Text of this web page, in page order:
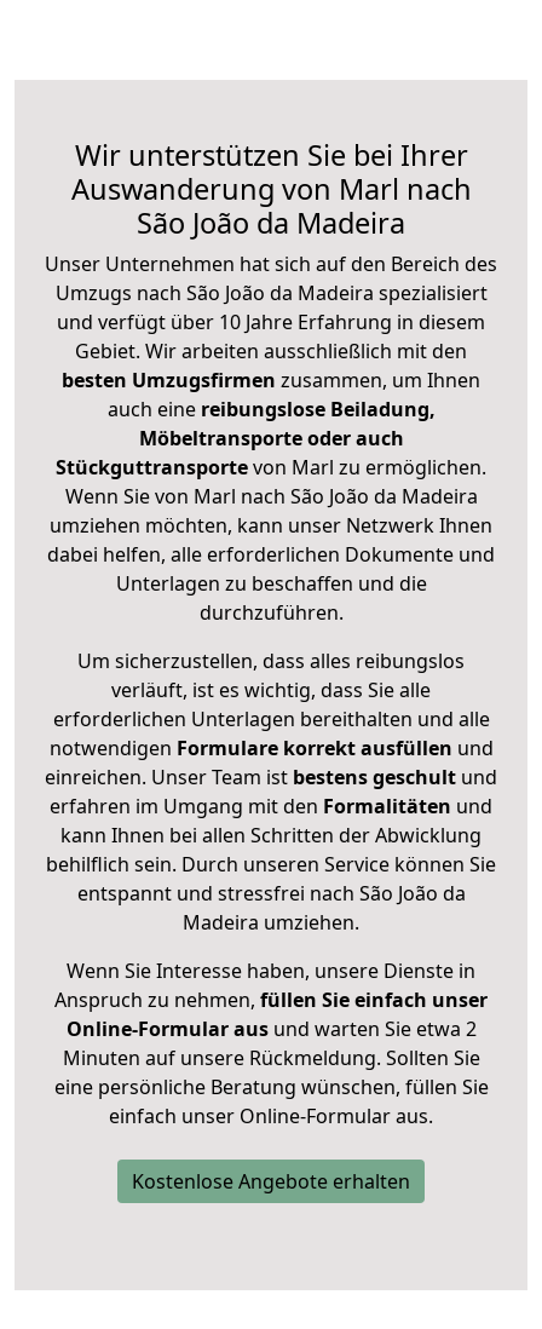
Wir unterstützen Sie bei Ihrer
Auswanderung von Marl nach
São João da Madeira
Unser Unternehmen hat sich auf den Bereich des
Umzugs nach São João da Madeira spezialisiert
und verfügt über 10 Jahre Erfahrung in diesem
Gebiet. Wir arbeiten ausschließlich mit den
besten Umzugsfirmen zusammen, um Ihnen
auch eine reibungslose Beiladung,
Möbeltransporte oder auch
Stückguttransportevon Marl zu ermöglichen.
Wenn Sie von Marl nach São João da Madeira
umziehen möchten, kann unser Netzwerk Ihnen
dabei helfen, alle erforderlichen Dokumente und
Unterlagen zu beschaffen und die
durchzuführen.
Um sicherzustellen, dass alles reibungslos
verläuft, ist es wichtig, dass Sie alle
erforderlichen Unterlagen bereithalten und alle
notwendigen Formulare korrekt ausfüllen und
einreichen. Unser Team ist bestens geschult und
erfahren im Umgang mit den Formalitäten und
kann Ihnen bei allen Schritten der Abwicklung
behilflich sein. Durch unseren Service können Sie
entspannt und stressfrei nach São João da
Madeira umziehen.
Wenn Sie Interesse haben, unsere Dienste in
Anspruch zu nehmen, füllen Sie einfach unser
Online-Formular ausund warten Sie etwa 2
Minuten auf unsere Rückmeldung. Sollten Sie
eine persönliche Beratung wünschen, füllen Sie
einfach unser Online-Formular aus.
Kostenlose Angebote erhalten